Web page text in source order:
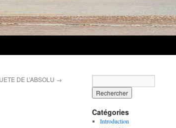
DE L’ABSOLU →
Catégories
Introduction